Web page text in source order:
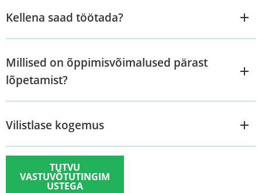
Kellena saad töötada?
Millised on õppimisvõimalused pärast
lõpetamist?
Vilistlase kogemus
TUTVU
VASTUVÕTUTINGIM
USTEGA